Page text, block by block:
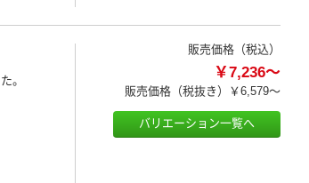
。
販売価格（税込）
￥7,236～
販売価格（税抜き） ￥6,579～
バリエーション一覧へ